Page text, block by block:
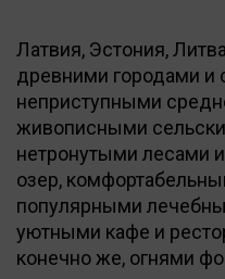
Латвия, Эстония,
древними городами и
неприступными
живописными
нетронутыми лесами
озер,
популярными
уютными кафе и
конечно же, огнями